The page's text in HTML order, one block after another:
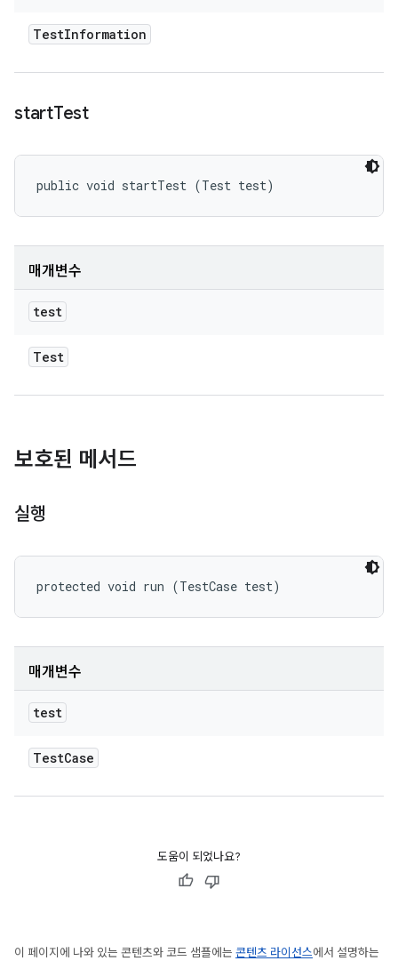
TestInformation
startTest
public void startTest (Test test)
매개변수
test
Test
보호된 메서드
실행
protected void run (TestCase test)
매개변수
test
TestCase
도움이 되었나요?
이 페이지에 나와 있는 콘텐츠와 코드 샘플에는 콘텐츠 라이선스에서 설명하는